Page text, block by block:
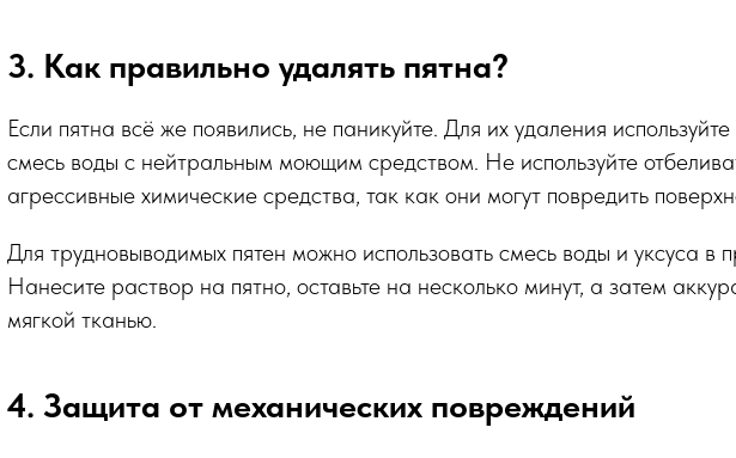
3. Как правильно удалять пятна?
Если пятна всё же появились, не паникуйте. Для их удаления
смесь воды с нейтральным моющим средством. Не используйте
агрессивные химические средства, так как они могут повредить
Для трудновыводимых пятен можно использовать смесь воды и уксуса в
Нанесите раствор на пятно, оставьте на несколько минут, а затем
мягкой тканью.
4. Защита от механических повреждений